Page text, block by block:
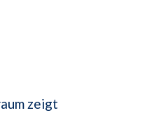
zeigt